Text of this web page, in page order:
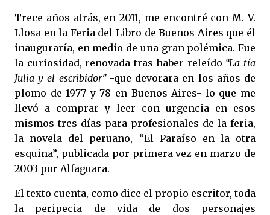
Trece años atrás, en 2011, me encontré con M. V.
Llosa en la Feria del Libro de Buenos Aires que él
inauguraría, en medio de una gran polémica. Fue
la curiosidad, renovada tras haber releído “La tía
Julia y el escribidor” -que devorara en los años de
plomo de 1977 y 78 en Buenos Aires- lo que me
llevó a comprar y leer con urgencia en esos
mismos tres días para profesionales de la feria,
la novela del peruano, “El Paraíso en la otra
esquina”, publicada por primera vez en marzo de
2003 por Alfaguara.
El texto cuenta, como dice el propio escritor, toda
la peripecia de vida de dos personajes